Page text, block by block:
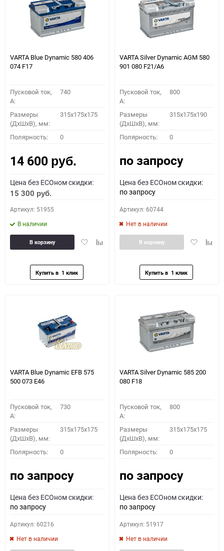
VARTA Blue Dynamic 580 406
074 F17
Пусковой ток,
A:
740
Размеры
(ДхШхВ), мм:
315x175x175
Полярность: 0
14 600 руб.
Цена без ECOном скидки:
15 300 руб.
Артикул: 51955
В наличии
ДобавитьДобавить
В корзину
VARTA Silver Dynamic AGM 580
901 080 F21/A6
Пусковой ток,
A:
800
Размеры
(ДхШхВ), мм:
315x175x190
Полярность: 0
по запросу
Цена без ECOном скидки:
по запросу
Артикул: 60744
Нет в наличии
Добавить
В корзину
VARTA Blue Dynamic EFB 575
500 073 E46
Пусковой ток,
A:
730
Размеры
(ДхШхВ), мм:
315x175x175
Полярность: 0
по запросу
Цена без ECOном скидки:
по запросу
Артикул: 60216
Нет в наличии
VARTA Silver Dynamic 585 200
080 F18
Пусковой ток,
A:
800
Размеры
(ДхШхВ), мм:
315x175x175
Полярность: 0
по запросу
Цена без ECOном скидки:
по запросу
Артикул: 51917
Нет в наличии